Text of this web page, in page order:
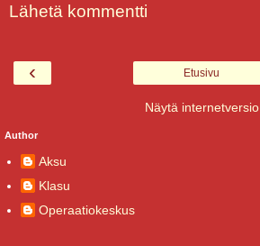
Lähetä kommentti
‹ Etusivu
Näytä internetversio
Author
Aksu
Klasu
Operaatiokeskus